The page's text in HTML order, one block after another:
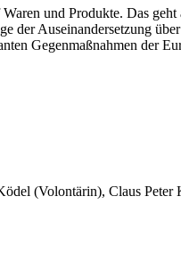
und Produkte. Das geht
der Auseinandersetzung
Gegenmaßnahmen der
(Volontärin), Claus Peter